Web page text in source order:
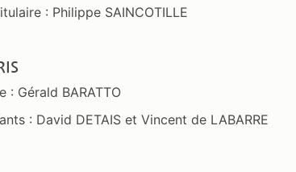
: Philippe SAINCOTILLE
: Gérald BARATTO
: David DETAIS et Vincent de LABARRE